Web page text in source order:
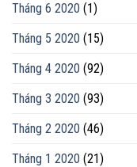
Tháng 6 2020 (1)
Tháng 5 2020 (15)
Tháng 4 2020 (92)
Tháng 3 2020 (93)
Tháng 2 2020 (46)
Tháng 1 2020 (21)